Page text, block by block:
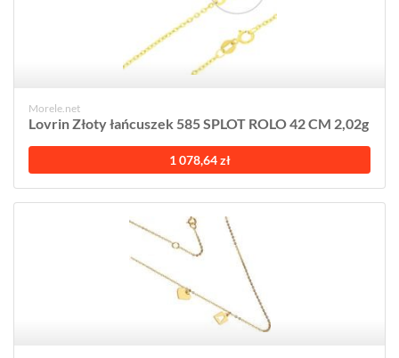
Morele.net
Lovrin Złoty łańcuszek 585 SPLOT ROLO 42 CM 2,02g
1 078,64 zł